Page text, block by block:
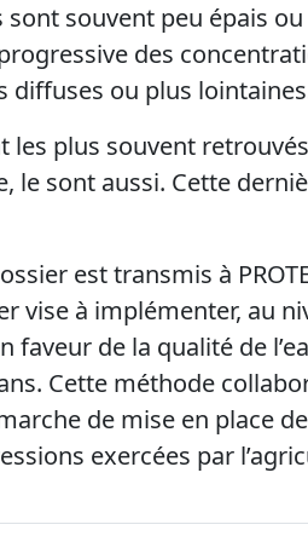
souvent peu épais
des
diffuses ou plus
les plus souvent
le sont aussi. Cette
est transmis à
vise à implémenter, au
faveur de la qualité de
Cette méthode
de mise en place
exercées par